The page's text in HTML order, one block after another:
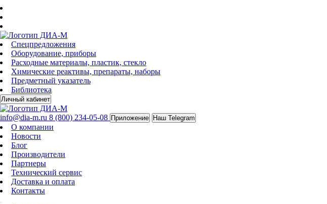
Спецпредложения
Оборудование, приборы
Расходные материалы, пластик, стекло
Химические реактивы, препараты, наборы
Предметный указатель
Библиотека
Личный кабинет
info@dia-m.ru 8 (800) 234-05-08 Приложение Наш Telegram
О компании
Новости
Блог
Производители
Партнеры
Технический сервис
Доставка и оплата
Контакты